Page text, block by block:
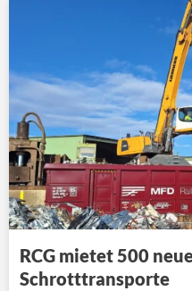
RCG mietet 500
Schrotttransporte